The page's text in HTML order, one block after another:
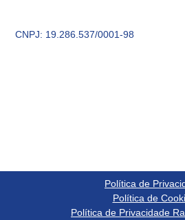
CNPJ: 19.286.537/0001-98
Política de
Política de
Política de Privacidade